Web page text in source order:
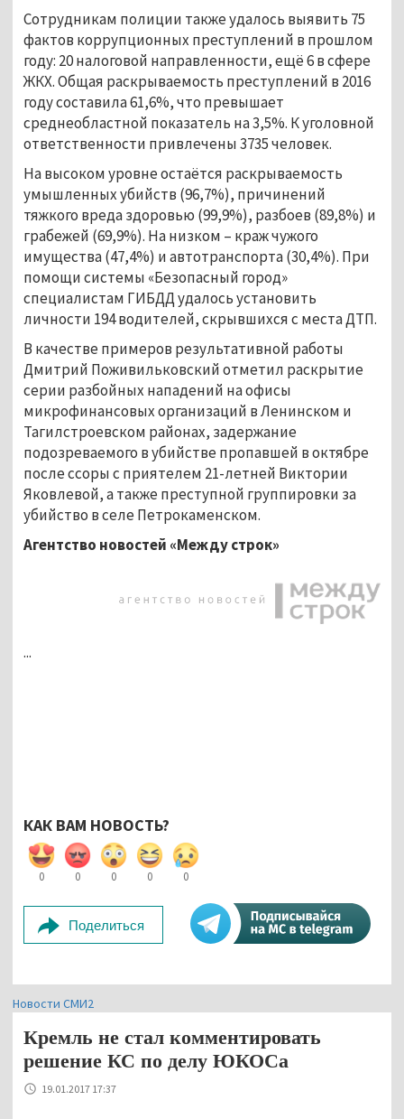
Сотрудникам полиции также удалось выявить 75
фактов коррупционных преступлений в прошлом
году: 20 налоговой направленности, ещё 6 в сфере
ЖКХ. Общая раскрываемость преступлений в 2016
году составила 61,6%, что превышает
среднеобластной показатель на 3,5%. К уголовной
ответственности привлечены 3735 человек.
На высоком уровне остаётся раскрываемость
умышленных убийств (96,7%), причинений
тяжкого вреда здоровью (99,9%), разбоев (89,8%) и
грабежей (69,9%). На низком – краж чужого
имущества (47,4%) и автотранспорта (30,4%). При
помощи системы «Безопасный город»
специалистам ГИБДД удалось установить
личности 194 водителей, скрывшихся с места ДТП.
В качестве примеров результативной работы
Дмитрий Поживильковский отметил раскрытие
серии разбойных нападений на офисы
микрофинансовых организаций в Ленинском и
Тагилстроевском районах, задержание
подозреваемого в убийстве пропавшей в октябре
после ссоры с приятелем 21-летней Виктории
Яковлевой, а также преступной группировки за
убийство в селе Петрокаменском.
Агентство новостей «Между строк»
...
КАК ВАМ НОВОСТЬ?
0 0 0 0 0
Поделиться
Новости СМИ2
Кремль не стал комментировать
решение КС по делу ЮКОСа
19.01.2017 17:37